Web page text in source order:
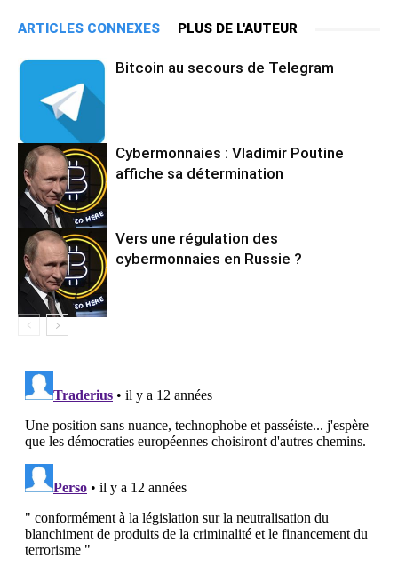
ARTICLES CONNEXES PLUS DE L'AUTEUR
Bitcoin au secours de Telegram
Cybermonnaies : Vladimir Poutine
affiche sa détermination
Vers une régulation des
cybermonnaies en Russie ?